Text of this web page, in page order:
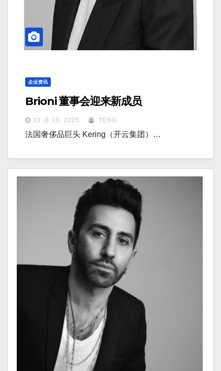
企业资讯
Brioni 董事会迎来新成员
11 月 19, 2025 TENG
法国奢侈品巨头 Kering（开云集团）…